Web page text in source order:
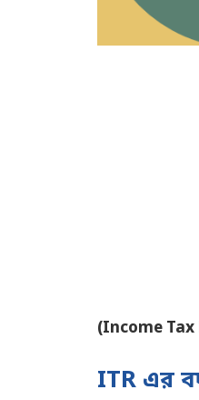
(Income Tax
ITR এর